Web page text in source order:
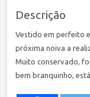
Descrição
Vestido em perfeito
próxima noiva a
Muito conservado,
bem branquinho,